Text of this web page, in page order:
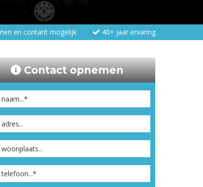
en contant mogelijk 40+ jaar ervaring
Contact opnemen